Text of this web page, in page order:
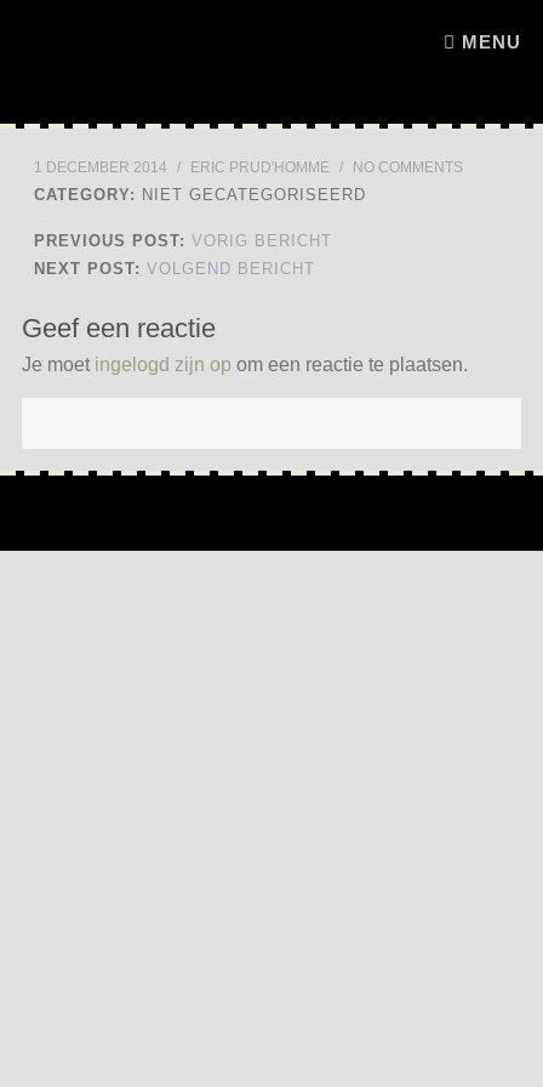
MENU
1 DECEMBER 2014 / ERIC PRUD'HOMME / NO COMMENTS
CATEGORY: NIET GECATEGORISEERD
PREVIOUS POST: VORIG BERICHT
NEXT POST: VOLGEND BERICHT
Geef een reactie
Je moet ingelogd zijn op om een reactie te plaatsen.